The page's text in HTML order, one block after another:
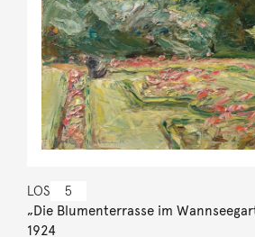
LOS 5
„Die Blumenterrasse im
1924